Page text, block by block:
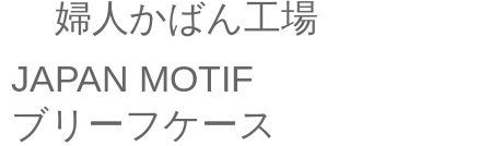
婦人かばん工場
JAPAN MOTIF
ブリーフケース